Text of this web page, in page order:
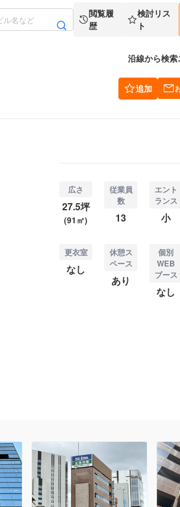
閲覧履
歴
検討リス
ト
沿線から検索
追加
広さ
27.5坪
(91㎡)
従業員
数
13
エント
ランス
小
更衣室
なし
休憩ス
ペース
あり
個別
WEB
ブース
なし